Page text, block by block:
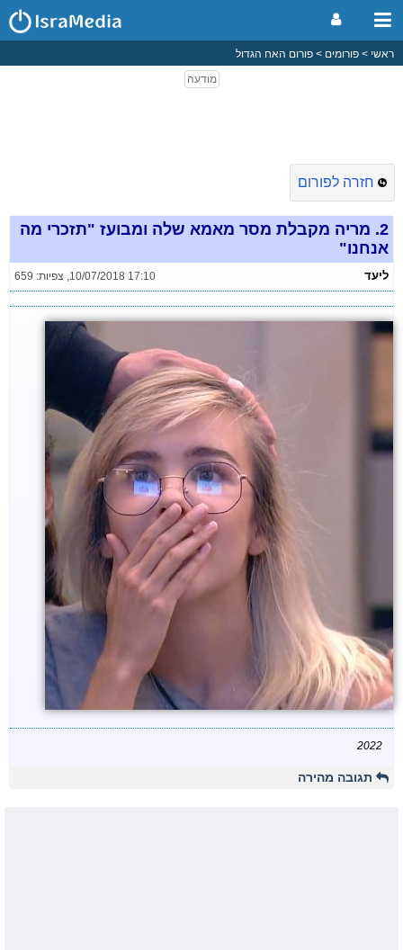
ראשי פורומים פורום האח הגדול
חזרה לפורום
2. מריה מקבלת מסר מאמא שלה ומבועז "תזכרי מה
אנחנו"
ליעד 10/07/2018 17:10
, צפיות: 659
2022
תגובה מהירה